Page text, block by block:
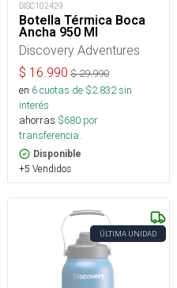
DISC102429
Botella Térmica Boca
Ancha 950 Ml
Discovery Adventures
$ 16.990 $29.990
en 6cuotas de $2.832sin
interés
ahorras $680 por
transferencia.
Disponible
+5 Vendidos
ÚLTIMA UNIDAD